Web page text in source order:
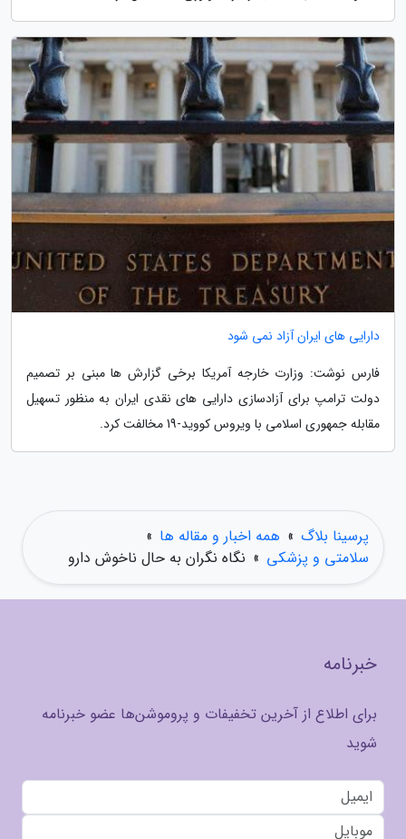
دارایی های ایران آزاد نمی شود
فارس نوشت: وزارت خارجه آمریکا برخی گزارش ها مبنی بر تصمیم
دولت ترامپ برای آزادسازی دارایی های نقدی ایران به منظور تسهیل
مقابله جمهوری اسلامی با ویروس کووید-19 مخالفت کرد.
پرسینا بلاگ » همه اخبار و مقاله ها »
سلامتی و پزشکی » نگاه نگران به حال ناخوش دارو
خبرنامه
برای اطلاع از آخرین تخفیفات و پروموشن‌ها عضو خبرنامه
شوید